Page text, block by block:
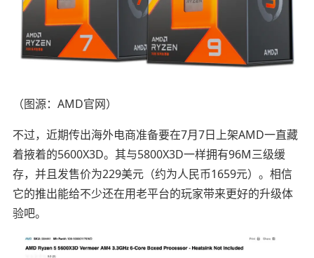
（图源：AMD官网）
不过，近期传出海外电商准备要在7月7日上架AMD一直藏
着掖着的5600X3D。其与5800X3D一样拥有96M三级缓
存，并且发售价为229美元（约为人民币1659元）。相信
它的推出能给不少还在用老平台的玩家带来更好的升级体
验吧。